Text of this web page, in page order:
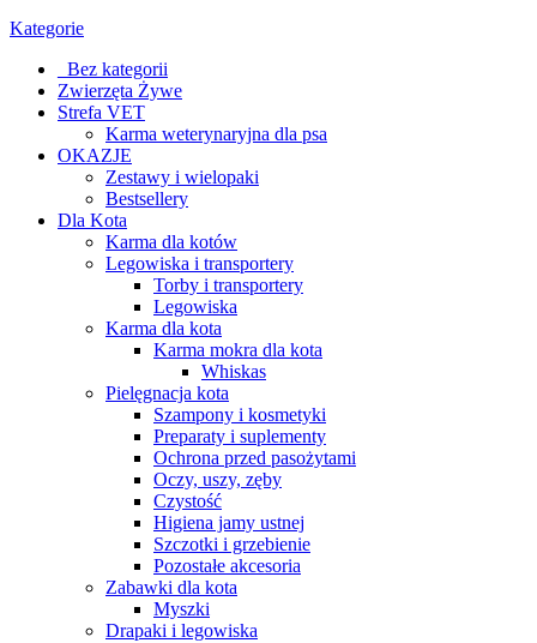
Kategorie
_Bez kategorii
Zwierzęta Żywe
Strefa VET
Karma weterynaryjna dla psa
OKAZJE
Zestawy i wielopaki
Bestsellery
Dla Kota
Karma dla kotów
Legowiska i transportery
Torby i transportery
Legowiska
Karma dla kota
Karma mokra dla kota
Whiskas
Pielęgnacja kota
Szampony i kosmetyki
Preparaty i suplementy
Ochrona przed pasożytami
Oczy, uszy, zęby
Czystość
Higiena jamy ustnej
Szczotki i grzebienie
Pozostałe akcesoria
Zabawki dla kota
Myszki
Drapaki i legowiska